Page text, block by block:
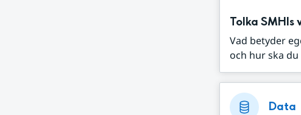
Tolka
Vad betyder
och hur ska
Data